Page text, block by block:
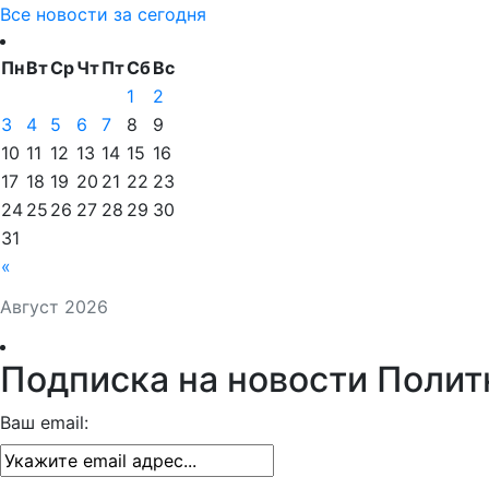
Все новости за сегодня
Август 2026
ПнВтСрЧтПтСбВс
«
1
2
3
4 5 6 7 8
9
10 11 12 13 14 15 16
17 18 19 20 21 22 23
24 25 26 27 28 29 30
31
Подписка на новости
Ваш email: